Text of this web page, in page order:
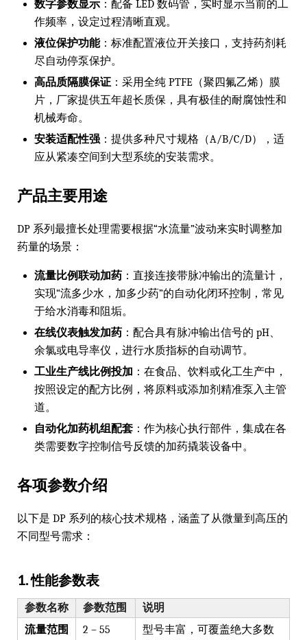
数字参数显示 ：配备 LED 数码管，实时显示当前的工
作频率，设定过程清晰直观。
液位保护功能：标准配置液位开关接口，支持药剂耗
尽自动停泵保护。
高品质隔膜保证 ：采用全纯 PTFE（聚四氟乙烯）膜
片，厂家提供五年超长质保，具有极佳的耐腐蚀性和
机械寿命。
安装适配性强 ：提供多种尺寸规格（A/B/C/D），适
应从紧凑空间到大型系统的安装需求。
产品主要用途
DP 系列最擅长处理需要根据“水流量”波动来实时调整加
药量的场景：
流量比例联动加药 ：直接连接带脉冲输出的流量计，
实现“流多少水，加多少药”的自动化闭环控制，常见
于给水消毒和阻垢。
在线仪表触发加药 ：配合具有脉冲输出信号的 pH、
余氯或电导率仪，进行水质指标的自动调节。
工业生产线比例投加 ：在食品、饮料或化工生产中，
按照设定的配方比例，将原料或添加剂精准泵入主管
道。
自动化加药机组配套 ：作为核心执行部件，集成在各
类需要数字控制信号反馈的加药撬装设备中。
各项参数介绍
以下是 DP 系列的核心技术规格，涵盖了从微量到高压的
不同型号需求：
1. 性能参数表
参数名称 参数范围
说明
流量范围
2 – 55
型号丰富，可覆盖绝大多数